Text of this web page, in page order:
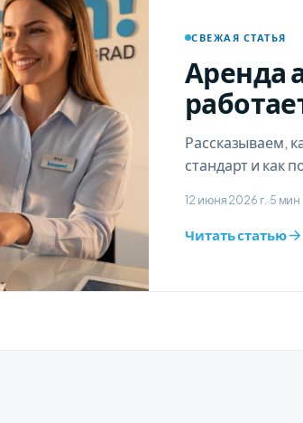
СВЕЖАЯ СТАТЬЯ
Аренда
Рассказываем,
стандарт и как
12 июня 2026 г. ·5 мин
Читать статью